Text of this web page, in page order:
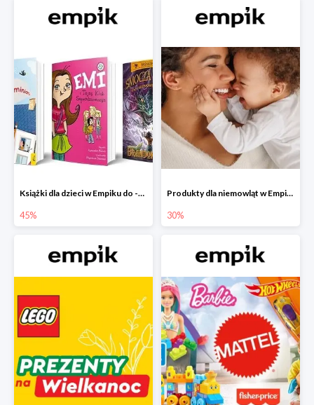
Książki dla dzieci w Empiku do -45%
45%
Produkty dla niemowląt w Empiku do -30%
30%